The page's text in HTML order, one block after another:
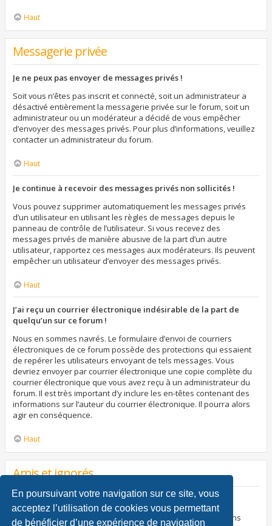
En poursuivant votre navigation sur ce site, vous
acceptez l’utilisation de cookies vous permettant
de bénéficier d’une expérience de navigation
Haut
Messagerie privée
Je ne peux pas envoyer de messages privés !
Soit vous n’êtes pas inscrit et connecté, soit un administrateur a
désactivé entièrement la messagerie privée sur le forum, soit un
administrateur ou un modérateur a décidé de vous empêcher
d’envoyer des messages privés. Pour plus d’informations, veuillez
contacter un administrateur du forum.
Haut
Je continue à recevoir des messages privés non sollicités !
Vous pouvez supprimer automatiquement les messages privés
d’un utilisateur en utilisant les règles de messages depuis le
panneau de contrôle de l’utilisateur. Si vous recevez des
messages privés de manière abusive de la part d’un autre
utilisateur, rapportez ces messages aux modérateurs. Ils peuvent
empêcher un utilisateur d’envoyer des messages privés.
Haut
J’ai reçu un courrier électronique indésirable de la part de
quelqu’un sur ce forum !
Nous en sommes navrés. Le formulaire d’envoi de courriers
électroniques de ce forum possède des protections qui essaient
de repérer les utilisateurs envoyant de tels messages. Vous
devriez envoyer par courrier électronique une copie complète du
courrier électronique que vous avez reçu à un administrateur du
forum. Il est très important d’y inclure les en-têtes contenant des
informations sur l’auteur du courrier électronique. Il pourra alors
agir en conséquence.
Haut
Amis et ignorés
À quoi sert ma liste d’amis et d’ignorés ?
Vous pouvez utiliser ces listes afin d’organiser et trier certains